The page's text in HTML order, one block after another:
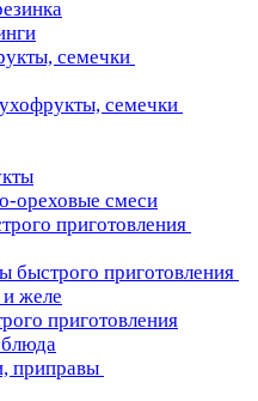
семечки
семечки
ореховые смеси
приготовления
быстрого приготовления
желе
приготовления
приправы